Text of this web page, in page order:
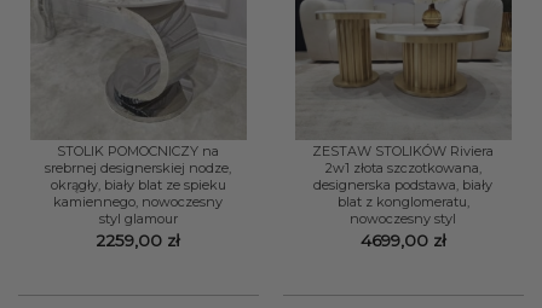
STOLIK POMOCNICZY na
srebrnej designerskiej nodze,
okrągły, biały blat ze spieku
kamiennego, nowoczesny
styl glamour
2259,00 zł
ZESTAW STOLIKÓW Riviera
2w1 złota szczotkowana,
designerska podstawa, biały
blat z konglomeratu,
nowoczesny styl
4699,00 zł